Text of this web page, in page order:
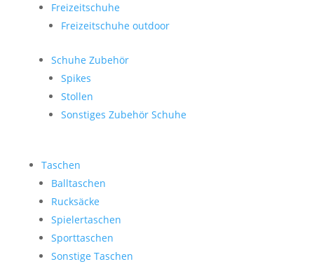
Freizeitschuhe
Freizeitschuhe outdoor
Schuhe Zubehör
Spikes
Stollen
Sonstiges Zubehör Schuhe
Taschen
Balltaschen
Rucksäcke
Spielertaschen
Sporttaschen
Sonstige Taschen